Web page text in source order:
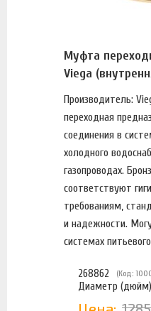
Муфта
Viega
Производитель:
переходная
соединения в
холодного
газопроводах.
соответствуют
требованиям,
и надежности.
системах
268862 (Код:
Диаметр